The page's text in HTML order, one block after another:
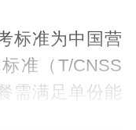
标准为中国营
准（T/CNSS
需满足单份能